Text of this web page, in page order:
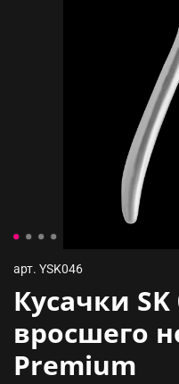
арт. YSK046
Кусачки SK
вросшего
Premium